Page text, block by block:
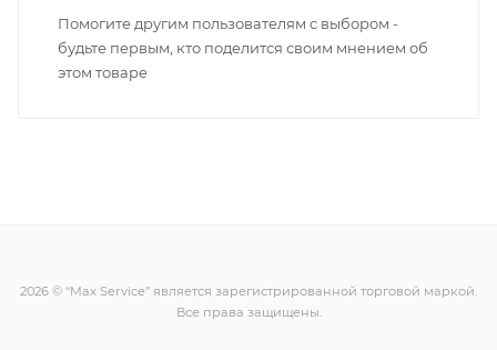
Помогите другим пользователям с выбором -
будьте первым, кто поделится своим мнением об
этом товаре
2026 © “Max Service” является зарегистрированной торговой маркой.
Все права защищены.